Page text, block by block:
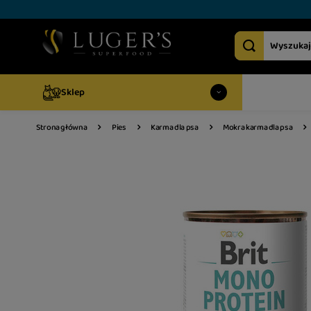
Sklep
Strona główna Pies Karma dla psa Mokra karma dla psa